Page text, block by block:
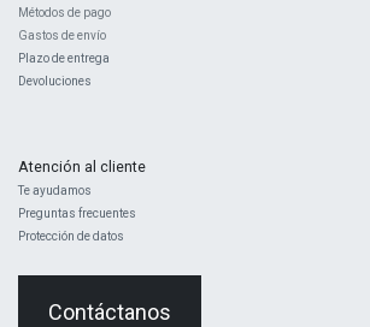
Métodos de pago
Gastos de envío
Plazo de entrega
Devoluciones
Atención al cliente
Te ayudamos
Preguntas frecuentes
Protección de datos
Contáctanos